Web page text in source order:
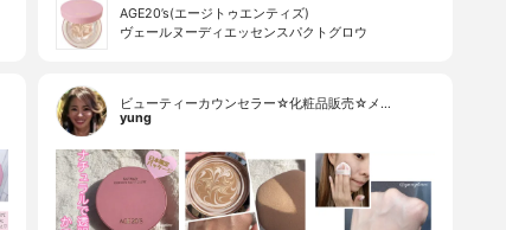
AGE20’s(エージトゥエンティズ)
ヴェールヌーディエッセンスパクトグロウ
ビューティーカウンセラー☆化粧品販売☆メ…
yung